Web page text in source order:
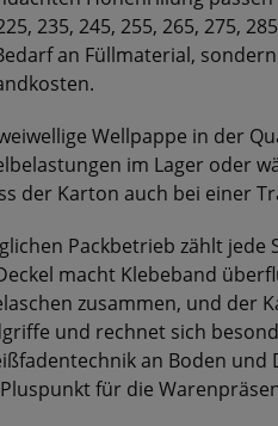
235, 245, 255, 265, 275,
an Füllmaterial,
Wellpappe in der
im Lager oder
der Karton auch bei einer
Packbetrieb zählt jede
macht Klebeband
zusammen, und der
und rechnet sich
an Boden und
für die